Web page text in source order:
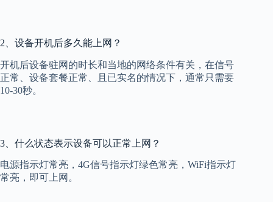
2、设备开机后多久能上网？
开机后设备驻网的时长和当地的网络条件有关，在信号
正常、设备套餐正常、且已实名的情况下，通常只需要
10-30秒。
3、什么状态表示设备可以正常上网？
电源指示灯常亮，4G信号指示灯绿色常亮，WiFi指示灯
常亮，即可上网。